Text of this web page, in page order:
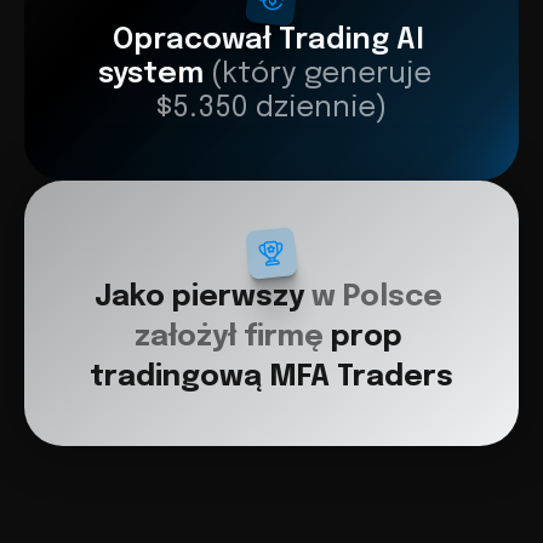
Opracował Trading AI
system (który generuje
$5.350 dziennie)
Jako pierwszy w Polsce
założył firmę prop
tradingową MFA Traders